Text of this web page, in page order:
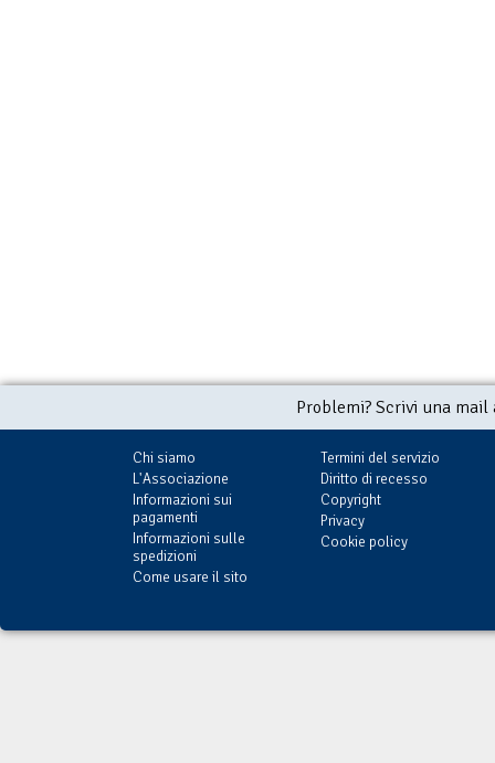
Problemi? Scrivi una
Chi siamo
L'Associazione
Informazioni sui
pagamenti
Informazioni sulle
spedizioni
Come usare il sito
Termini del servizio
Diritto di recesso
Copyright
Privacy
Cookie policy